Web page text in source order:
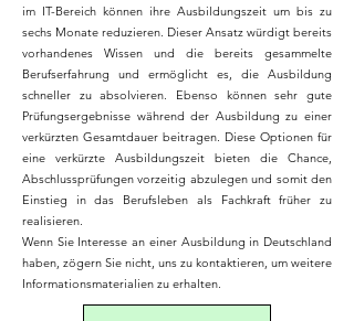
im IT-Bereich können ihre Ausbildungszeit um bis zu
sechs Monate reduzieren. Dieser Ansatz würdigt bereits
vorhandenes Wissen und die bereits gesammelte
Berufserfahrung und ermöglicht es, die Ausbildung
schneller zu absolvieren. Ebenso können sehr gute
Prüfungsergebnisse während der Ausbildung zu einer
verkürzten Gesamtdauer beitragen. Diese Optionen für
eine verkürzte Ausbildungszeit bieten die Chance,
Abschlussprüfungen vorzeitig abzulegen und somit den
Einstieg in das Berufsleben als Fachkraft früher zu
realisieren.
Wenn Sie Interesse an einer Ausbildung in Deutschland
haben, zögern Sie nicht, uns zu kontaktieren, um weitere
Informationsmaterialien zu erhalten.